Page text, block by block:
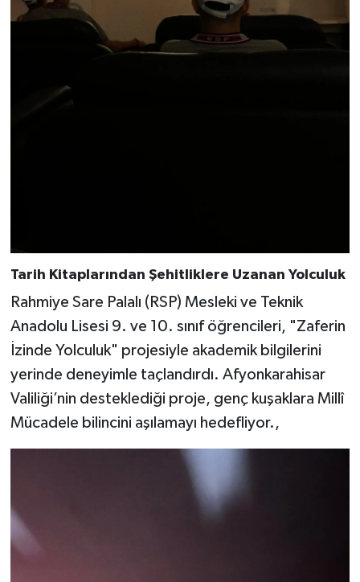
Tarih Kitaplarından Şehitliklere Uzanan Yolculuk
Rahmiye Sare Palalı (RSP) Mesleki ve Teknik
Anadolu Lisesi 9. ve 10. sınıf öğrencileri, "Zaferin
İzinde Yolculuk" projesiyle akademik bilgilerini
yerinde deneyimle taçlandırdı. Afyonkarahisar
Valiliği’nin desteklediği proje, genç kuşaklara Millî
Mücadele bilincini aşılamayı hedefliyor.,